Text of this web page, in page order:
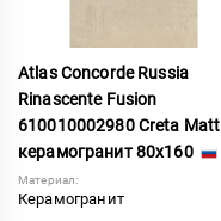
Atlas Concorde Russia
Rinascente Fusion
610010002980 Creta Matt
керамогранит 80x160
Материал:
Керамогранит